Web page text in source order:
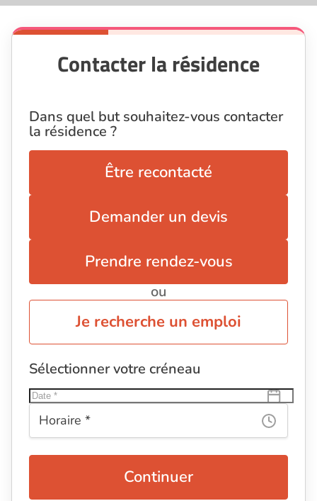
Contacter la résidence
Dans quel but souhaitez-vous contacter
la résidence ?
Être recontacté
Demander un devis
Prendre rendez-vous
ou
Je recherche un emploi
Sélectionner votre créneau
Continuer